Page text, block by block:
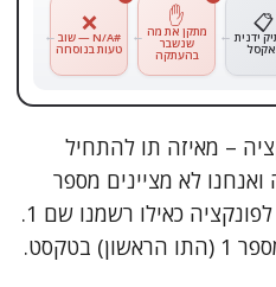
❌
#N/A — שוב
טעות בנוסחה
✋
מתקן את מה
שנשבר
בהעתקה
📋
ידנית
– מאיזה תו להתחיל
לא מציינים מספר
בפרמטר הזה, אקסל יתייחס לפונקציה כאילו רשמנו שם 1.